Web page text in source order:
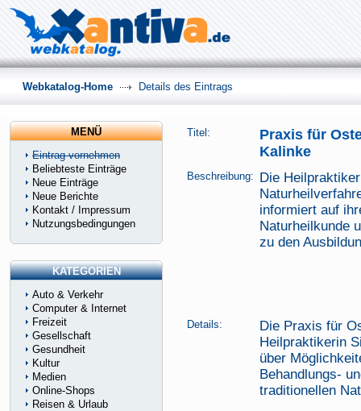
Titel:
Praxis für
Kalinke
Beschreibung: Die
informiert auf
Naturheilkunde
zu den
Details:
Die Praxis für
Heilpraktikerin
über
Behandlungs-
traditionellen
Webkatalog-Home Details des Eintrags
MENÜ
Eintrag vornehmen
Beliebteste Einträge
Neue Einträge
Neue Berichte
Kontakt / Impressum
Nutzungsbedingungen
KATEGORIEN
Auto & Verkehr
Computer & Internet
Freizeit
Gesellschaft
Gesundheit
Kultur
Medien
Online-Shops
Reisen & Urlaub